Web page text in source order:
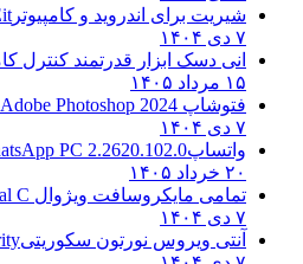
شیریت برای اندروید و کامپیوتر
۷ دی ۱۴۰۴
انی دسک ابزار قدرتمند کنترل
۱۵ مرداد ۱۴۰۵
فتوشاپ CC 2025 Adobe Photoshop 2024
۷ دی ۱۴۰۴
واتساپPC 2.2620.102.0
۲۰ خرداد ۱۴۰۵
تمامی مایکروسافت ویژوال C
۷ دی ۱۴۰۴
آنتی ویروس نورتون سکوریتی